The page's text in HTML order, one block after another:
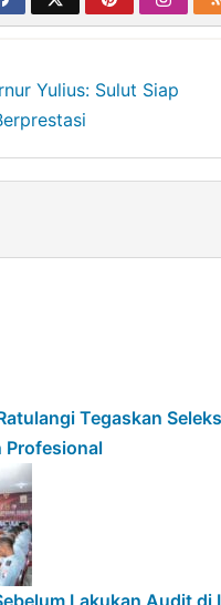
Yulius: Sulut Siap
Tegaskan
Profesional